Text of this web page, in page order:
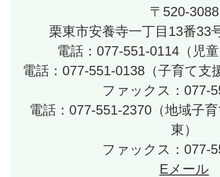
〒520-3088
栗東市安養寺一丁目13番33
電話：077-551-0114（児
電話：077-551-0138（子育て支
ファックス：077-
電話：077-551-2370（地域子
東）
ファックス：077-
Eメール